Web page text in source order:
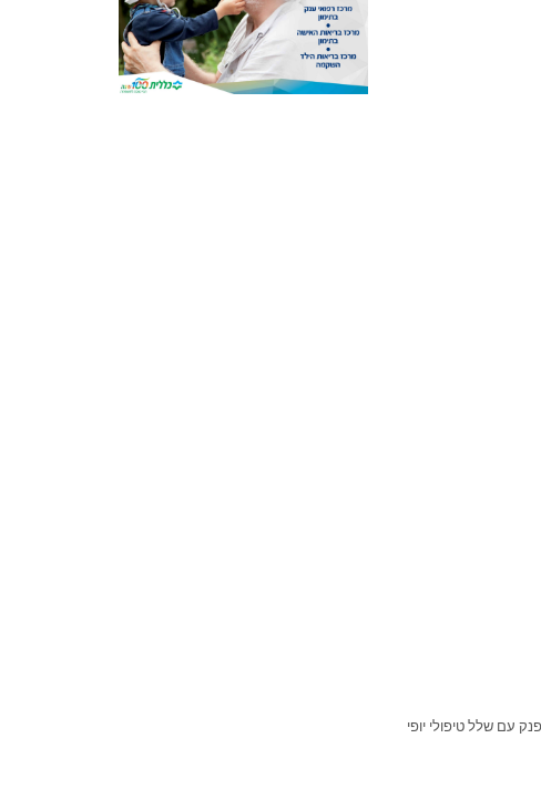
(ואתכם) להתפנק עם שלל טיפולי יופי